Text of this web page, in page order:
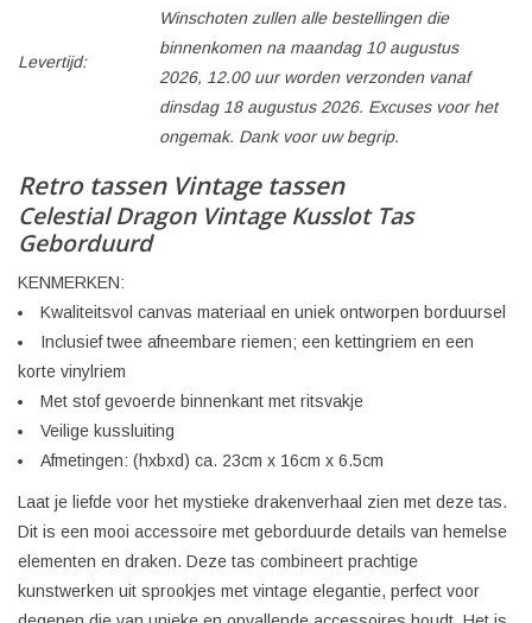
Levertijd:
Winschoten zullen alle bestellingen die
binnenkomen na maandag 10 augustus
2026, 12.00 uur worden verzonden vanaf
dinsdag 18 augustus 2026. Excuses voor het
ongemak. Dank voor uw begrip.
Retro tassen Vintage tassen
Celestial Dragon Vintage Kusslot Tas
Geborduurd
KENMERKEN:
Kwaliteitsvol canvas materiaal en uniek ontworpen borduursel
Inclusief twee afneembare riemen; een kettingriem en een
korte vinylriem
Met stof gevoerde binnenkant met ritsvakje
Veilige kussluiting
Afmetingen: (hxbxd) ca. 23cm x 16cm x 6.5cm
Laat je liefde voor het mystieke drakenverhaal zien met deze tas.
Dit is een mooi accessoire met geborduurde details van hemelse
elementen en draken. Deze tas combineert prachtige
kunstwerken uit sprookjes met vintage elegantie, perfect voor